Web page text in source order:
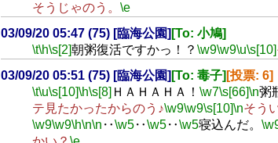
そうじゃのう。 \e
03/09/20 05:47 (75) [臨海公園] [To: 小鳩]
\t\h\s[2]朝粥復活ですかっ！？ \w9\w9\u\s[10]
03/09/20 05:51 (75) [臨海公園] [To: 毒子] [投票: 6]
\t\u\s[10]\h\s[8] ＨＡＨＡＨＡ！ \w7\s[66]\n粥
テ見たかったからのう♪\w9\w9\s[10]\nそう
\w9\w9\h\n\n ‥\w5‥\w5‥\w5寝込んだ。